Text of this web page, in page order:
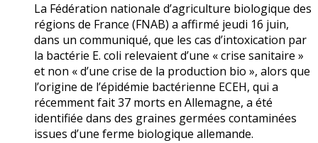
La Fédération nationale d’agriculture biologique des
régions de France (FNAB) a affirmé jeudi 16 juin,
dans un communiqué, que les cas d’intoxication par
la bactérie E. coli relevaient d’une « crise sanitaire »
et non « d’une crise de la production bio », alors que
l’origine de l’épidémie bactérienne ECEH, qui a
récemment fait 37 morts en Allemagne, a été
identifiée dans des graines germées contaminées
issues d’une ferme biologique allemande.